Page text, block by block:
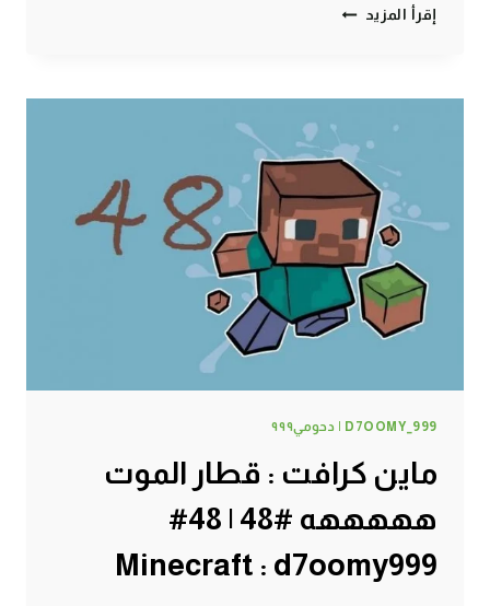
إقرأ المزيد ماين
السوء
ضحكوا
عليا
#52
|
52#
MINECRAFT
:
D7OOMY999
D7OOMY_999 | دحومي٩٩٩
ماين كرافت : قطار الموت
هههههه #48 | 48#
Minecraft : d7oomy999